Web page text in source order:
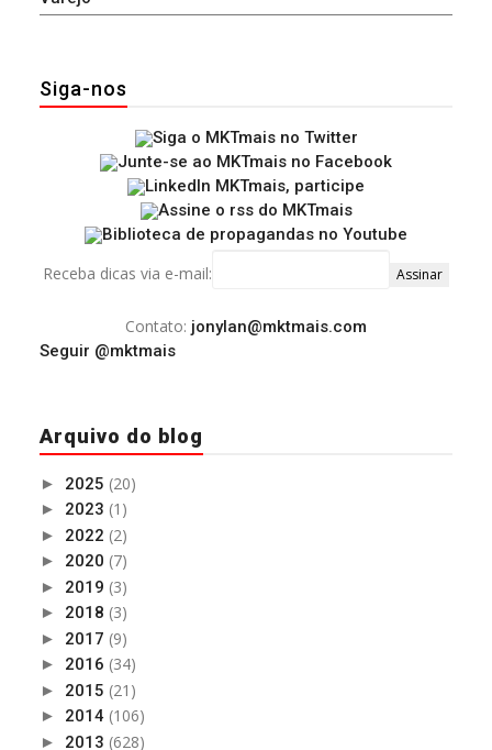
Siga-nos
Receba dicas via e-mail:
Contato: jonylan@mktmais.com
Seguir @mktmais
Arquivo do blog
► 2025 (20)
► 2023 (1)
► 2022 (2)
► 2020 (7)
► 2019 (3)
► 2018 (3)
► 2017 (9)
► 2016 (34)
► 2015 (21)
► 2014 (106)
► 2013 (628)